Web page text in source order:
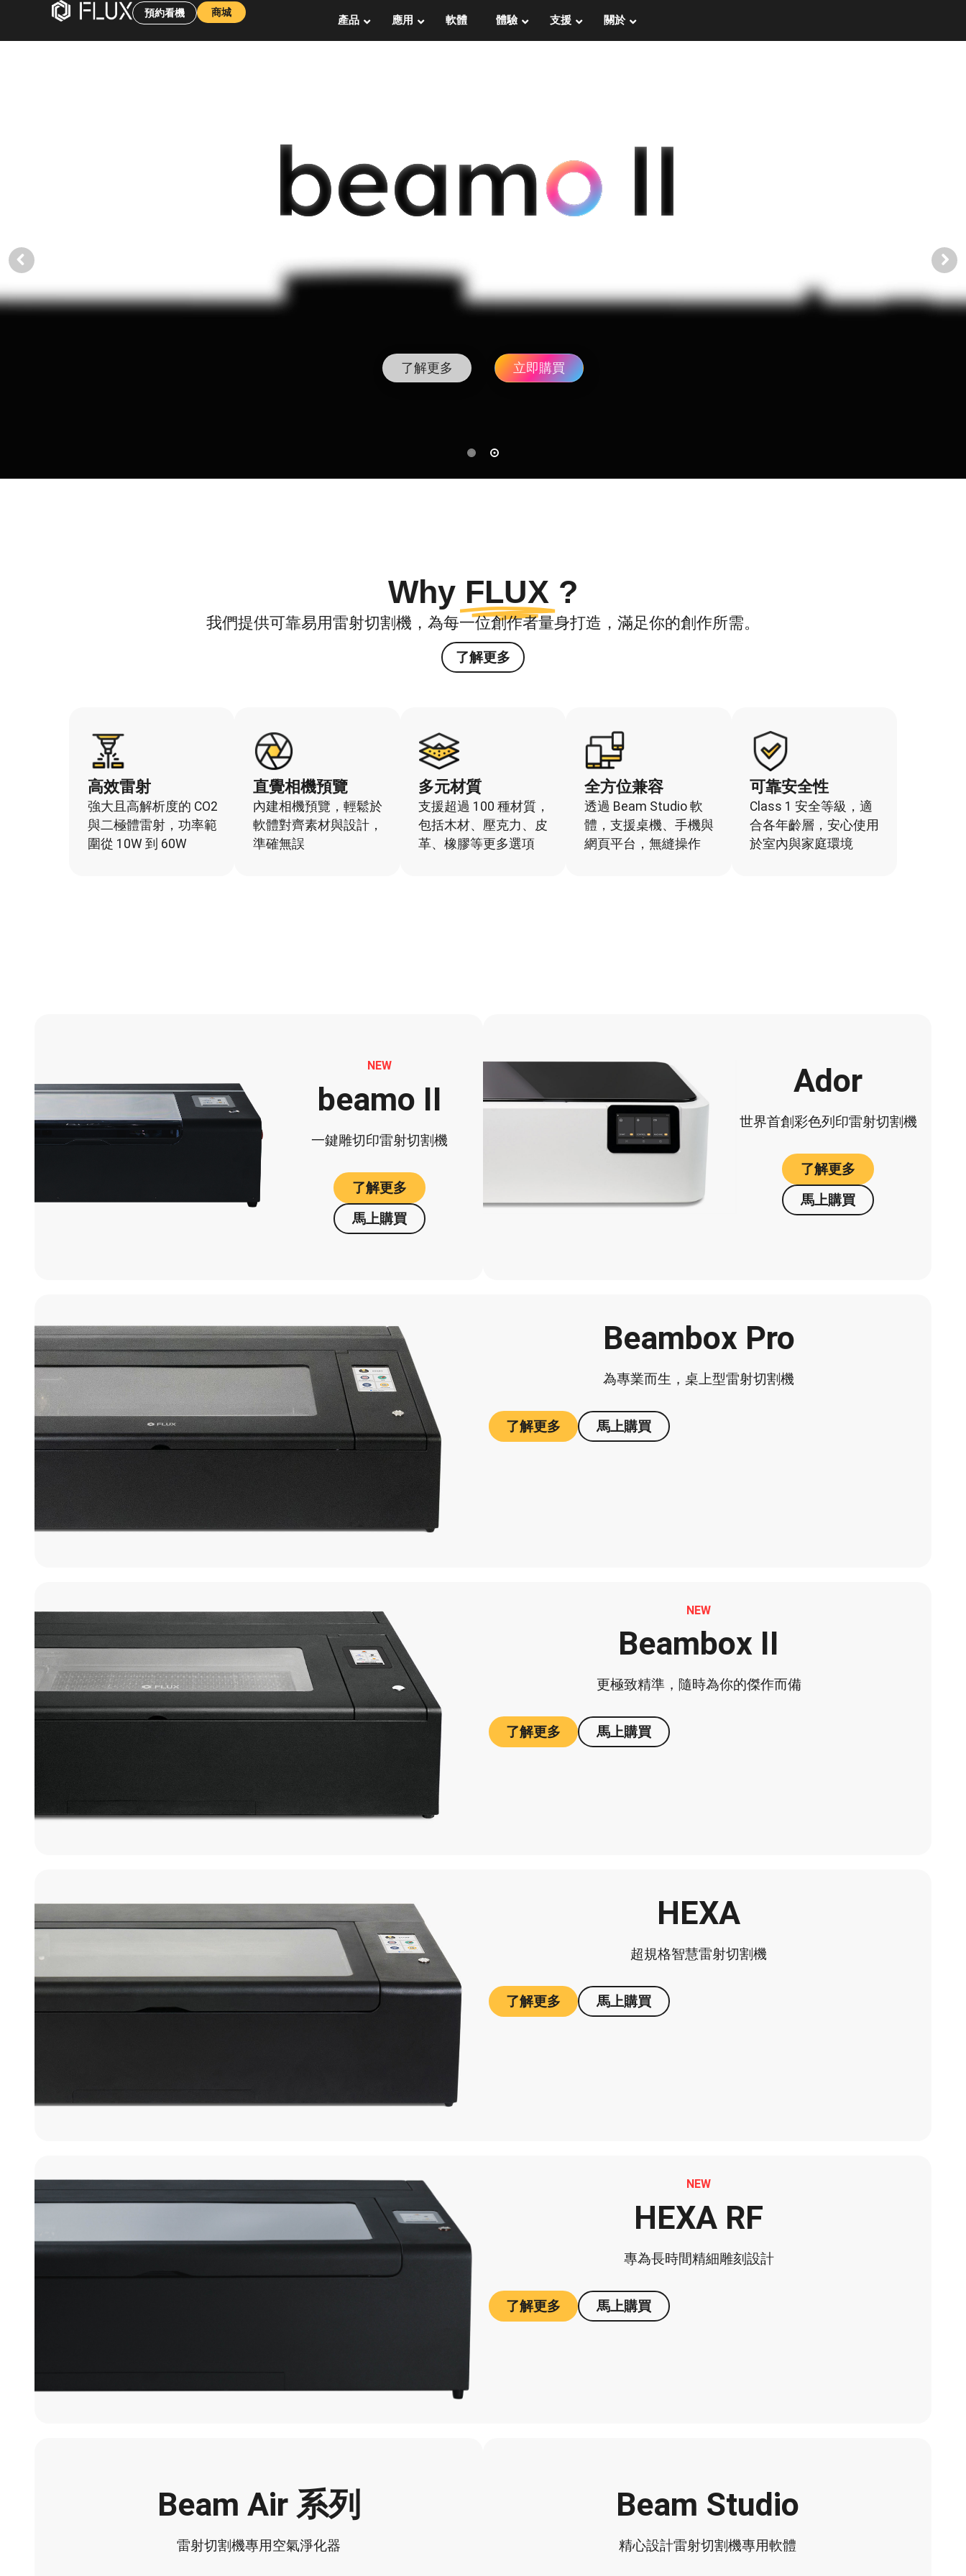
預約看機 商城
產品 應用 軟體 體驗 支援 關於
了解更多 立即購買
Why FLUX ?
我們提供可靠易用雷射切割機，為每一位創作者量身打造，滿足你的創作所需。
了解更多
高效雷射
強大且高解析度的 CO2
與二極體雷射，功率範
圍從 10W 到 60W
直覺相機預覽
內建相機預覽，輕鬆於
軟體對齊素材與設計，
準確無誤
多元材質
支援超過 100 種材質，
包括木材、壓克力、皮
革、橡膠等更多選項
全方位兼容
透過 Beam Studio 軟
體，支援桌機、手機與
網頁平台，無縫操作
可靠安全性
Class 1 安全等級，適
合各年齡層，安心使用
於室內與家庭環境
NEW
beamo II
一鍵雕切印雷射切割機
了解更多
馬上購買
Ador
世界首創彩色列印雷射切割機
了解更多
馬上購買
Beambox Pro
為專業而生，桌上型雷射切割機
了解更多 馬上購買
NEW
Beambox II
更極致精準，隨時為你的傑作而備
了解更多 馬上購買
HEXA
超規格智慧雷射切割機
了解更多 馬上購買
NEW
HEXA RF
專為長時間精細雕刻設計
了解更多 馬上購買
Beam Air 系列
雷射切割機專用空氣淨化器
Beam Studio
精心設計雷射切割機專用軟體